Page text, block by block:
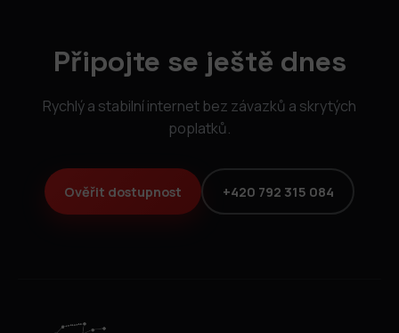
Připojte se ještě dnes
Rychlý a stabilní internet bez závazků a skrytých
poplatků.
Ověřit dostupnost +420 792 315 084